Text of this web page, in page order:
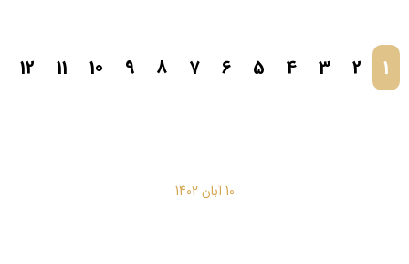
1
2
3
4
5
6
7
8
9
10
11
12
10 آبان 1402